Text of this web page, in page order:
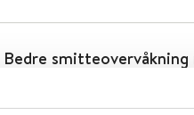
Bedre smitteovervåkning
Senter for